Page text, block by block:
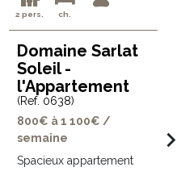
2 pers. ch.
Domaine Sarlat
Soleil -
l'Appartement
(Ref. 0638)
800€ à 1 100€ /
semaine
Spacieux appartement